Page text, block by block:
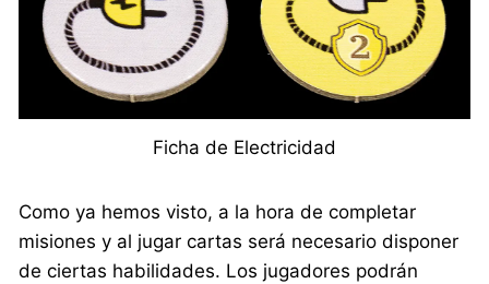
Ficha de Electricidad
Como ya hemos visto, a la hora de completar
misiones y al jugar cartas será necesario disponer
de ciertas habilidades. Los jugadores podrán